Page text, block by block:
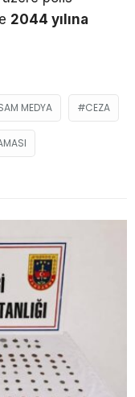
2044 yılına
MEDYA CEZA